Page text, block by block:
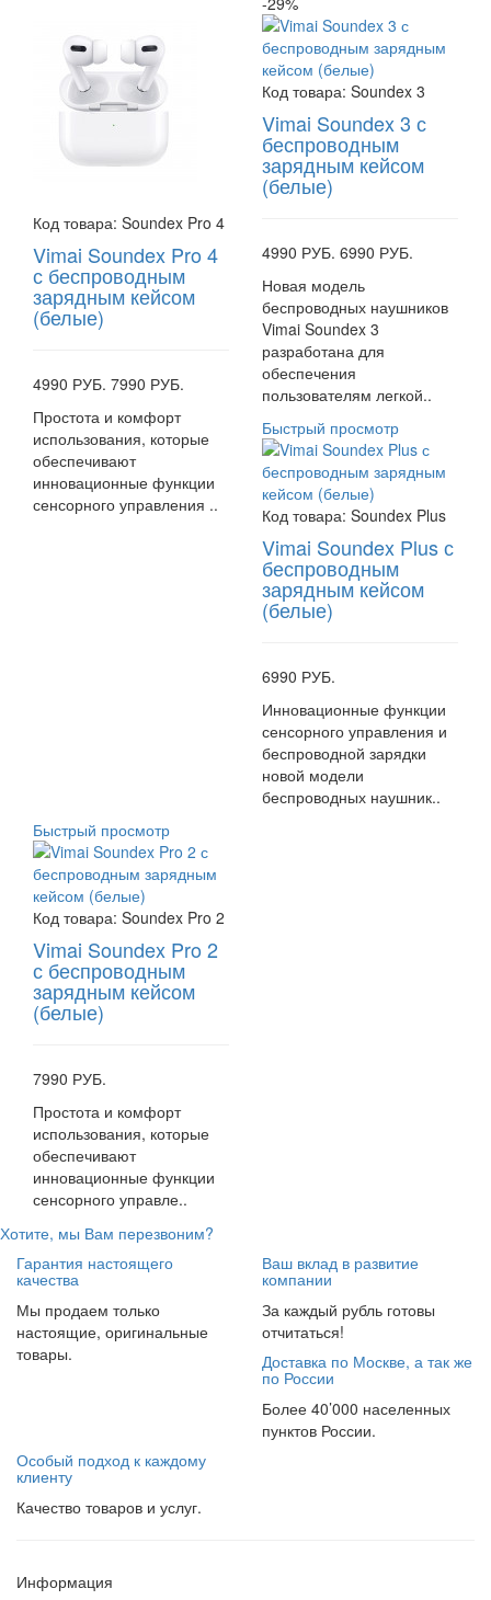
Код товара: Soundex Pro 4
Vimai Soundex Pro 4
с беспроводным
зарядным кейсом
(белые)
4990 РУБ. 7990 РУБ.
Простота и комфорт
использования, которые
обеспечивают
инновационные функции
сенсорного управления ..
Код товара: Soundex 3
Vimai Soundex 3 с
беспроводным
зарядным кейсом
(белые)
4990 РУБ. 6990 РУБ.
Новая модель
беспроводных наушников
Vimai Soundex 3
разработана для
обеспечения
пользователям легкой..
Быстрый просмотр
Код товара: Soundex Plus
Vimai Soundex Plus с
беспроводным
зарядным кейсом
(белые)
6990 РУБ.
Инновационные функции
сенсорного управления и
беспроводной зарядки
новой модели
беспроводных наушник..
Быстрый просмотр
Код товара: Soundex Pro 2
Vimai Soundex Pro 2
с беспроводным
зарядным кейсом
(белые)
7990 РУБ.
Простота и комфорт
использования, которые
обеспечивают
инновационные функции
сенсорного управле..
Хотите, мы Вам перезвоним?
Гарантия настоящего
качества
Мы продаем только
настоящие, оригинальные
товары.
Ваш вклад в развитие
компании
За каждый рубль готовы
отчитаться!
Доставка по Москве, а так же
по России
Более 40’000 населенных
пунктов России.
Особый подход к каждому
клиенту
Качество товаров и услуг.
Информация